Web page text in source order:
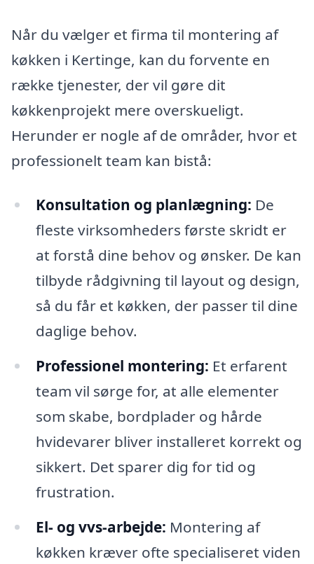
Når du vælger et firma til montering af
køkken i Kertinge, kan du forvente en
række tjenester, der vil gøre dit
køkkenprojekt mere overskueligt.
Herunder er nogle af de områder, hvor et
professionelt team kan bistå:
Konsultation og planlægning: De
fleste virksomheders første skridt er
at forstå dine behov og ønsker. De kan
tilbyde rådgivning til layout og design,
så du får et køkken, der passer til dine
daglige behov.
Professionel montering: Et erfarent
team vil sørge for, at alle elementer
som skabe, bordplader og hårde
hvidevarer bliver installeret korrekt og
sikkert. Det sparer dig for tid og
frustration.
El- og vvs-arbejde: Montering af
køkken kræver ofte specialiseret viden